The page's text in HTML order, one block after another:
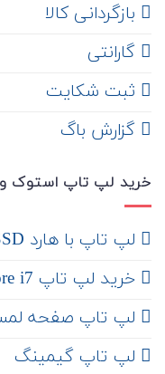
‌ بازگردانی کالا
گارانتی
ثبت شکایت
‌ گزارش باگ
خرید لپ تاپ استوک
لپ تاپ با هارد SSD
خرید لپ تاپ Core i7
لپ تاپ صفحه
لپ تاپ گیمینگ